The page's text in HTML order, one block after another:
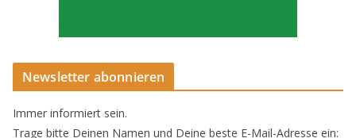
Newsletter abonnieren
Immer informiert sein.
Trage bitte Deinen Namen und Deine beste E-Mail-Adresse ein: